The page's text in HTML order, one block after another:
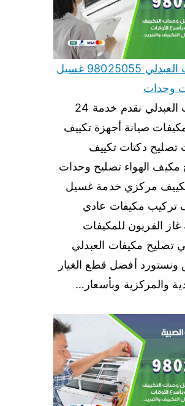
تصليح مكيفات العبدلي 98025055 غسيل
وحدات
تصليح مكيفات العبدلي نقدم خدمة 24
صيانة أجهزة تكييف
تصليح دكتات تكييف
الهواء تصليح وحدات
مركزي خدمة غسيل
تركيب مكيفات عادي
الفريون للمكيفات
تصليح مكيفات العبدلي
أفضل قطع الغيار
والمركزية وبأسعار…